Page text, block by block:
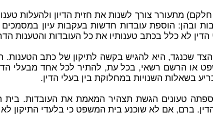
מתעורר צורך לשנות את חזית הדיון ולהעלות
ובהן: הוספת עובדות חדשות בעקבות עיון
לא כלל בכתב טענותיו את כל העובדות והטענות
או הרשם רשאי, בכל עת, להתיר לכל אחד מבעלי
בשאלות השנויות במחלוקת בין בעלי הדין.
טעונים הגשת תצהיר המאמת את העובדות.
ברם, אם לא שוכנע בית המשפט כי בלעדי התיקון